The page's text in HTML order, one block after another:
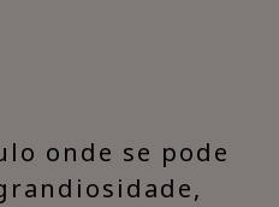
onde se pode